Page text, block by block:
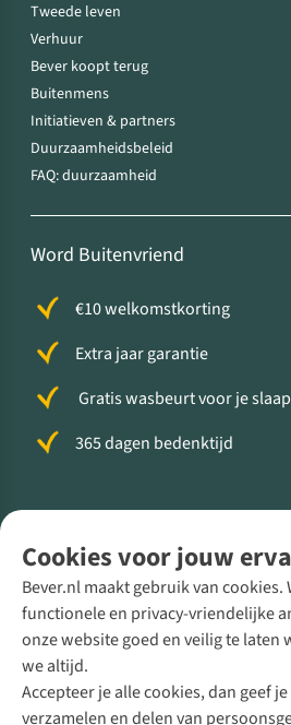
Cookies voor jouw
Bever.nl maakt gebruik van cookies.
functionele en privacy-vriendelijke
onze website goed en veilig te laten
we altijd.
Accepteer je alle cookies, dan geef
verzamelen en delen van
Tweede leven
Verhuur
Bever koopt terug
Buitenmens
Initiatieven & partners
Duurzaamheidsbeleid
FAQ: duurzaamheid
Word Buitenvriend
€10 welkomstkorting
Extra jaar garantie
Gratis wasbeurt voor je
365 dagen bedenktijd
Direct advies van een
+31 (0)85 888 50 88